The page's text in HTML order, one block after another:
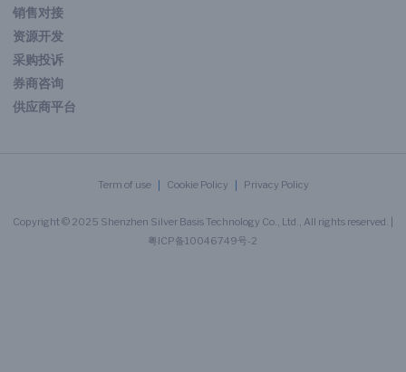
销售对接
资源开发
采购投诉
券商咨询
供应商平台
Term of use Cookie Policy Privacy Policy
Copyright © 2025 Shenzhen Silver Basis Technology Co., Ltd., All rights reserved. |
粤ICP备10046749号-2